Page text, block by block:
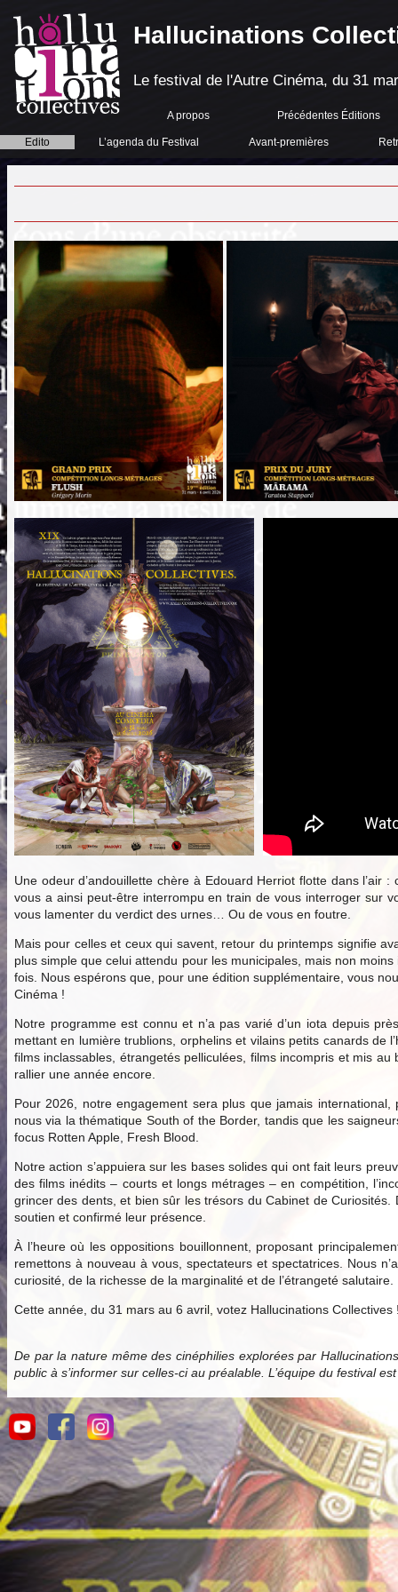
Hallucinations
Le festival de l'Autre Cinéma, du 31
A propos Précédentes Éditions
Edito L’agenda du Festival Avant-premières
Une odeur d’andouillette chère à Edouard Herriot flotte dans
vous a ainsi peut-être interrompu en train de vous interroger sur
vous lamenter du verdict des urnes… Ou de vous en foutre.
Mais pour celles et ceux qui savent, retour du printemps signifie
plus simple que celui attendu pour les municipales, mais non
fois. Nous espérons que, pour une édition supplémentaire, vous
Cinéma !
Notre programme est connu et n’a pas varié d’un iota depuis
mettant en lumière trublions, orphelins et vilains petits canards de
films inclassables, étrangetés pelliculées, films incompris et mis
rallier une année encore.
Pour 2026, notre engagement sera plus que jamais
nous via la thématique South of the Border, tandis que les
focus Rotten Apple, Fresh Blood.
Notre action s’appuiera sur les bases solides qui ont fait leurs
des films inédits – courts et longs métrages – en compétition,
grincer des dents, et bien sûr les trésors du Cabinet de
soutien et confirmé leur présence.
À l’heure où les oppositions bouillonnent, proposant
remettons à nouveau à vous, spectateurs et spectatrices. Nous
curiosité, de la richesse de la marginalité et de l’étrangeté salutaire.
Cette année, du 31 mars au 6 avril, votez Hallucinations Collectives
De par la nature même des cinéphilies explorées par
public à s’informer sur celles-ci au préalable. L’équipe du festival